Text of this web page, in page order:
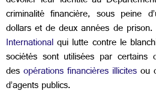
criminalité financière, sous peine
dollars et de deux années de prison.
Internationalqui lutte contre le
sociétés sont utilisées par certains
desopérations financières illicitesou
d’agents publics.